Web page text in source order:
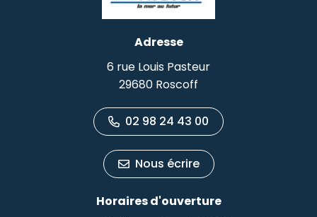
Adresse
6 rue Louis Pasteur
29680 Roscoff
02 98 24 43 00
Nous écrire
Horaires d'ouverture